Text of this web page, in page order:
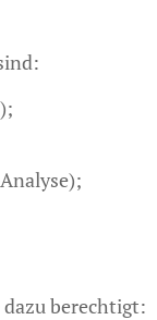
dazu berechtigt: